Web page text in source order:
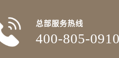
省阜阳市颍州区颍州北路百达翡
省淮北市相山区淮海路百达翡丽
省淮南市田家庵区国庆中路百达
总部服务热线
400-805-0910